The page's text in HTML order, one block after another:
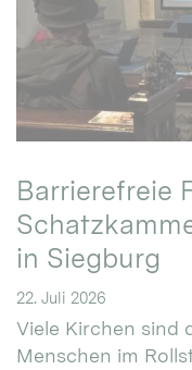
Barrierefreie
in Siegburg
22. Juli 2026
Viele Kirchen sind
Menschen im